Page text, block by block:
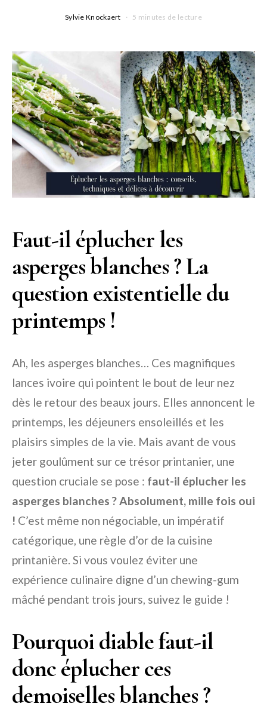
Sylvie Knockaert 5 minutes de lecture
Faut-il éplucher les
asperges blanches ? La
question existentielle du
printemps !
Ah, les asperges blanches… Ces magnifiques
lances ivoire qui pointent le bout de leur nez
dès le retour des beaux jours. Elles annoncent le
printemps, les déjeuners ensoleillés et les
plaisirs simples de la vie. Mais avant de vous
jeter goulûment sur ce trésor printanier, une
question cruciale se pose : faut-il éplucher les
asperges blanches ? Absolument, mille fois oui
! C’est même non négociable, un impératif
catégorique, une règle d’or de la cuisine
printanière. Si vous voulez éviter une
expérience culinaire digne d’un chewing-gum
mâché pendant trois jours, suivez le guide !
Pourquoi diable faut-il
donc éplucher ces
demoiselles blanches ?